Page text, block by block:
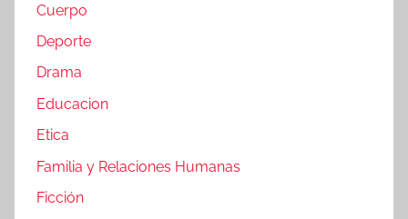
Cuerpo
Deporte
Drama
Educacion
Etica
Familia y Relaciones Humanas
Ficción